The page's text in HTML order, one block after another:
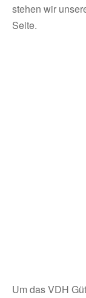
stehen wir
Seite.
Um das VDH